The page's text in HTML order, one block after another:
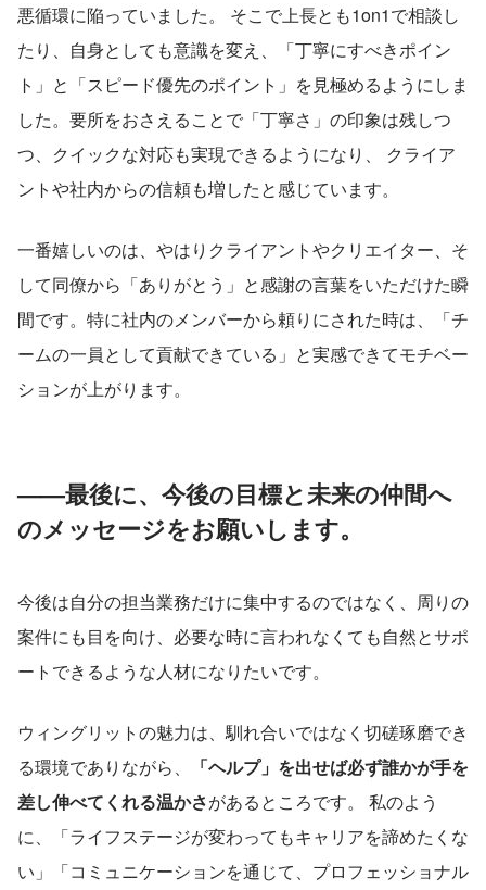
悪循環に陥っていました。 そこで上長とも1on1で相談し
たり、自身としても意識を変え、「丁寧にすべきポイン
ト」と「スピード優先のポイント」を見極めるようにしま
した。要所をおさえることで「丁寧さ」の印象は残しつ
つ、クイックな対応も実現できるようになり、 クライア
ントや社内からの信頼も増したと感じています。
一番嬉しいのは、やはりクライアントやクリエイター、そ
して同僚から「ありがとう」と感謝の言葉をいただけた瞬
間です。特に社内のメンバーから頼りにされた時は、「チ
ームの一員として貢献できている」と実感できてモチベー
ションが上がります。
——最後に、今後の目標と未来の仲間へ
のメッセージをお願いします。
今後は自分の担当業務だけに集中するのではなく、周りの
案件にも目を向け、必要な時に言われなくても自然とサポ
ートできるような人材になりたいです。
ウィングリットの魅力は、馴れ合いではなく切磋琢磨でき
る環境でありながら、
「ヘルプ」を出せば必ず誰かが手を
差し伸べてくれる温かさがあるところです。 私のよう
に、「ライフステージが変わってもキャリアを諦めたくな
い」「コミュニケーションを通じて、プロフェッショナル